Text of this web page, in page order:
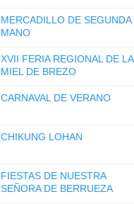
MERCADILLO DE SEGUNDA
MANO
XVII FERIA REGIONAL DE LA
MIEL DE BREZO
CARNAVAL DE VERANO
CHIKUNG LOHAN
FIESTAS DE NUESTRA
SEÑORA DE BERRUEZA